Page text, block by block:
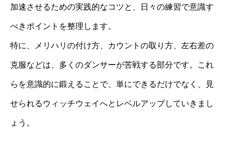
加速させるための実践的なコツと、日々の練習で意識す
べきポイントを整理します。
特に、メリハリの付け方、カウントの取り方、左右差の
克服などは、多くのダンサーが苦戦する部分です。これ
らを意識的に鍛えることで、単にできるだけでなく、見
せられるウィッチウェイへとレベルアップしていきまし
ょう。